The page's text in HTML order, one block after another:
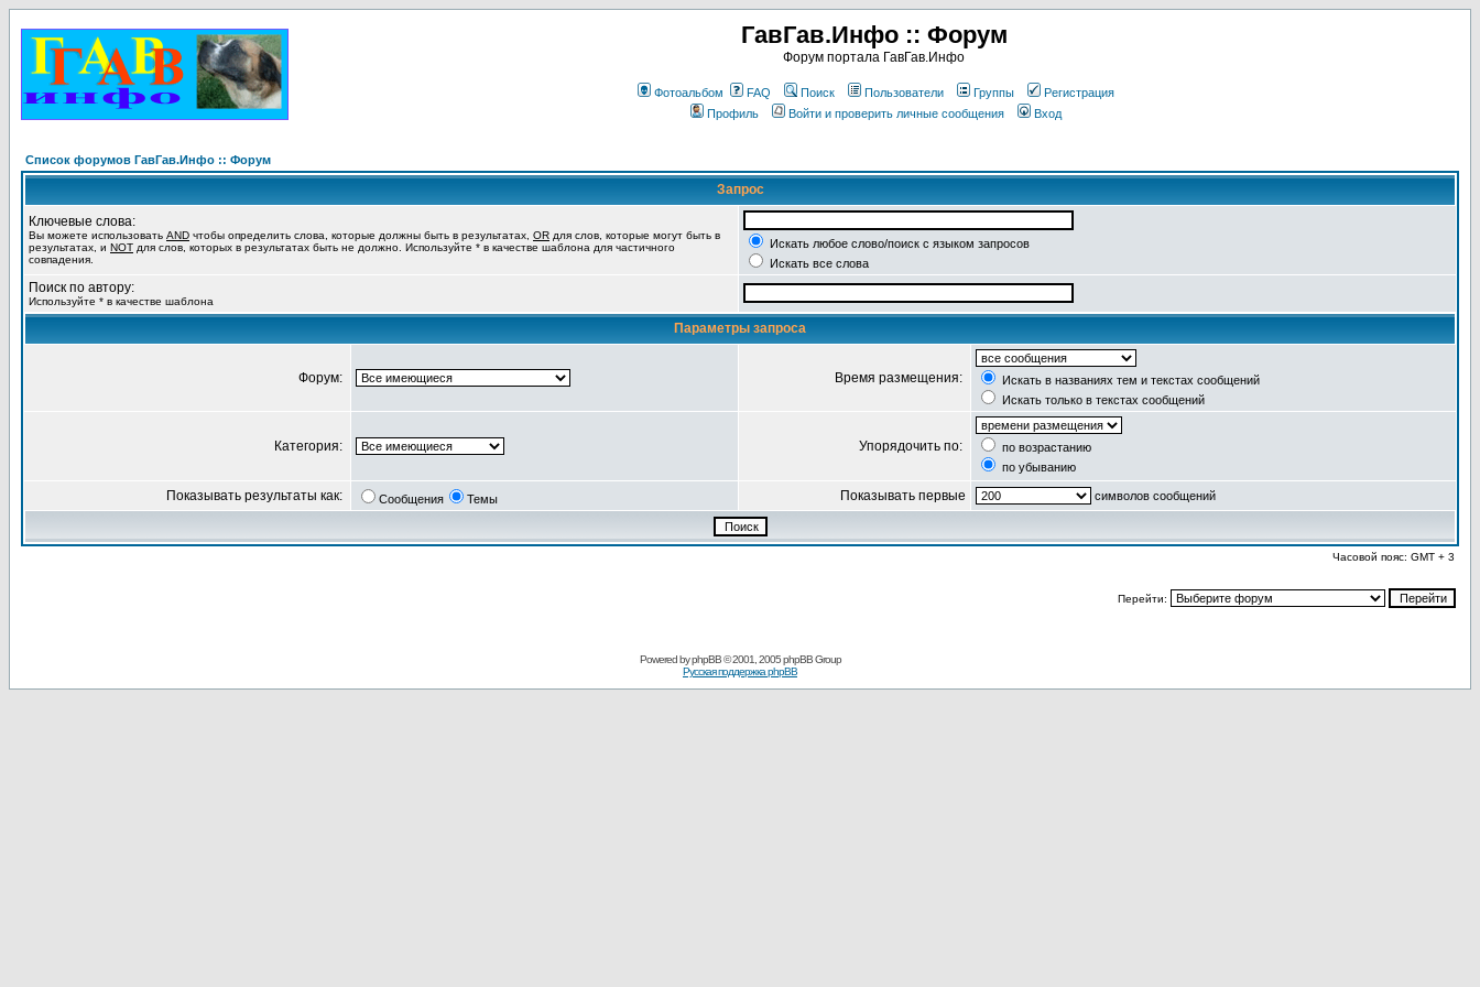
ГавГав.Инфо :: Форум
Форум портала ГавГав.Инфо
Фотоальбом FAQ Поиск Пользователи Группы
Регистрация
Профиль
Войти и проверить личные сообщения Вход
Список форумов ГавГав.Инфо :: Форум
Запрос
Ключевые слова:
Вы можете использовать AND чтобы определить слова, которые должны быть в результатах, OR для слов, которые могут быть в
результатах, и NOT для слов, которых в результатах быть не должно. Используйте * в качестве шаблона для частичного
совпадения.
Искать любое слово/поиск с языком запросов
Искать все слова
Поиск по автору:
Используйте * в качестве шаблона
Параметры запроса
Форум: Время размещения:
Искать в названиях тем и текстах сообщений
Искать только в текстах сообщений
Категория: Упорядочить по:
по возрастанию
по убыванию
Показывать результаты как: Сообщения Темы Показывать первые символов сообщений
Часовой пояс: GMT + 3
Перейти:
Powered byphpBB© 2001, 2005 phpBB Group
Русская поддержка phpBB